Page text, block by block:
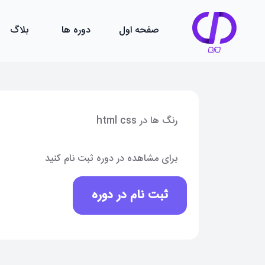
صفحه اول دوره ها بلاگ
رنگ ها در html css
برای مشاهده در دوره ثبت نام کنید
ثبت نام در دوره